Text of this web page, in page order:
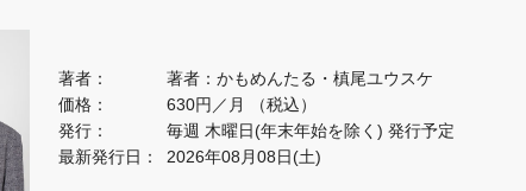
著者：
著者：かもめんたる・槙尾ユウスケ
価格：
630円／月 （税込）
発行：
毎週 木曜日(年末年始を除く) 発行予定
最新発行日：
2026年08月08日(土)